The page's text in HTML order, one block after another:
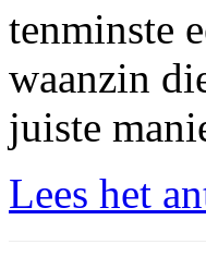
tenminste
waanzin
juiste
Lees het